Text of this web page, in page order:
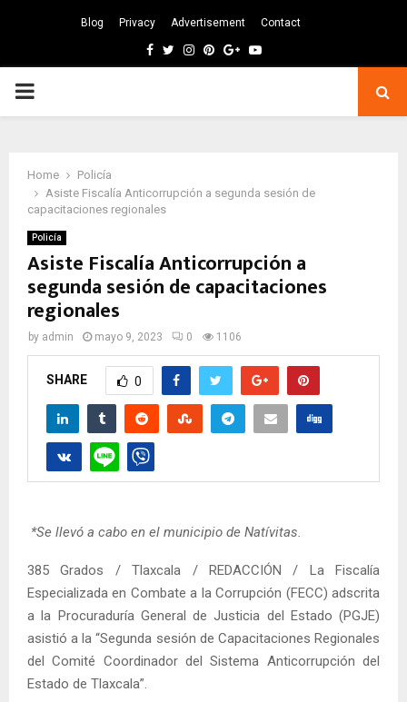
Blog Privacy Advertisement Contact
Facebook
TwitterInstagram
Pinterest
GoogleYoutube
PRIMARY
Home
Policía
Asiste Fiscalía Anticorrupción a segunda sesión de
capacitaciones regionales
Policía
Asiste Fiscalía Anticorrupción a
segunda sesión de capacitaciones
regionales
by admin mayo 9, 2023 0 1106
SHARE 0
*Se llevó a cabo en el municipio de Natívitas.
385 Grados / Tlaxcala / REDACCIÓN / La Fiscalía
Especializada en Combate a la Corrupción (FECC) adscrita
a la Procuraduría General de Justicia del Estado (PGJE)
asistió a la “Segunda sesión de Capacitaciones Regionales
del Comité Coordinador del Sistema Anticorrupción del
Estado de Tlaxcala”.